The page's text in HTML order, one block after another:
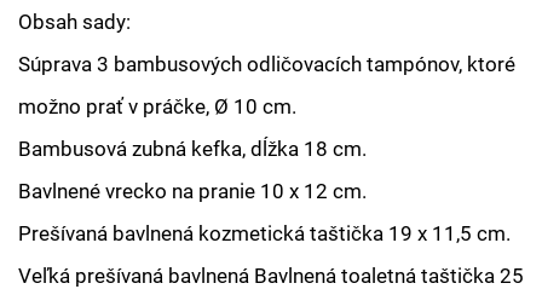
Obsah sady:
Súprava 3 bambusových odličovacích tampónov, ktoré
možno prať v práčke, Ø 10 cm.
Bambusová zubná kefka, dĺžka 18 cm.
Bavlnené vrecko na pranie 10 x 12 cm.
Prešívaná bavlnená kozmetická taštička 19 x 11,5 cm.
Veľká prešívaná bavlnená Bavlnená toaletná taštička 25